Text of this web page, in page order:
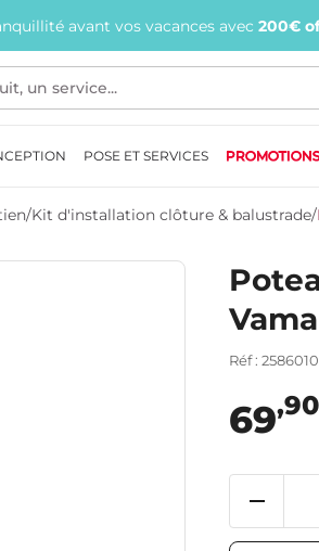
avant vos vacances avec 200€
POSE ET SERVICES PROMOTIONS
/Kit d'installation clôture & balustrade/
Réf : 2586010
69